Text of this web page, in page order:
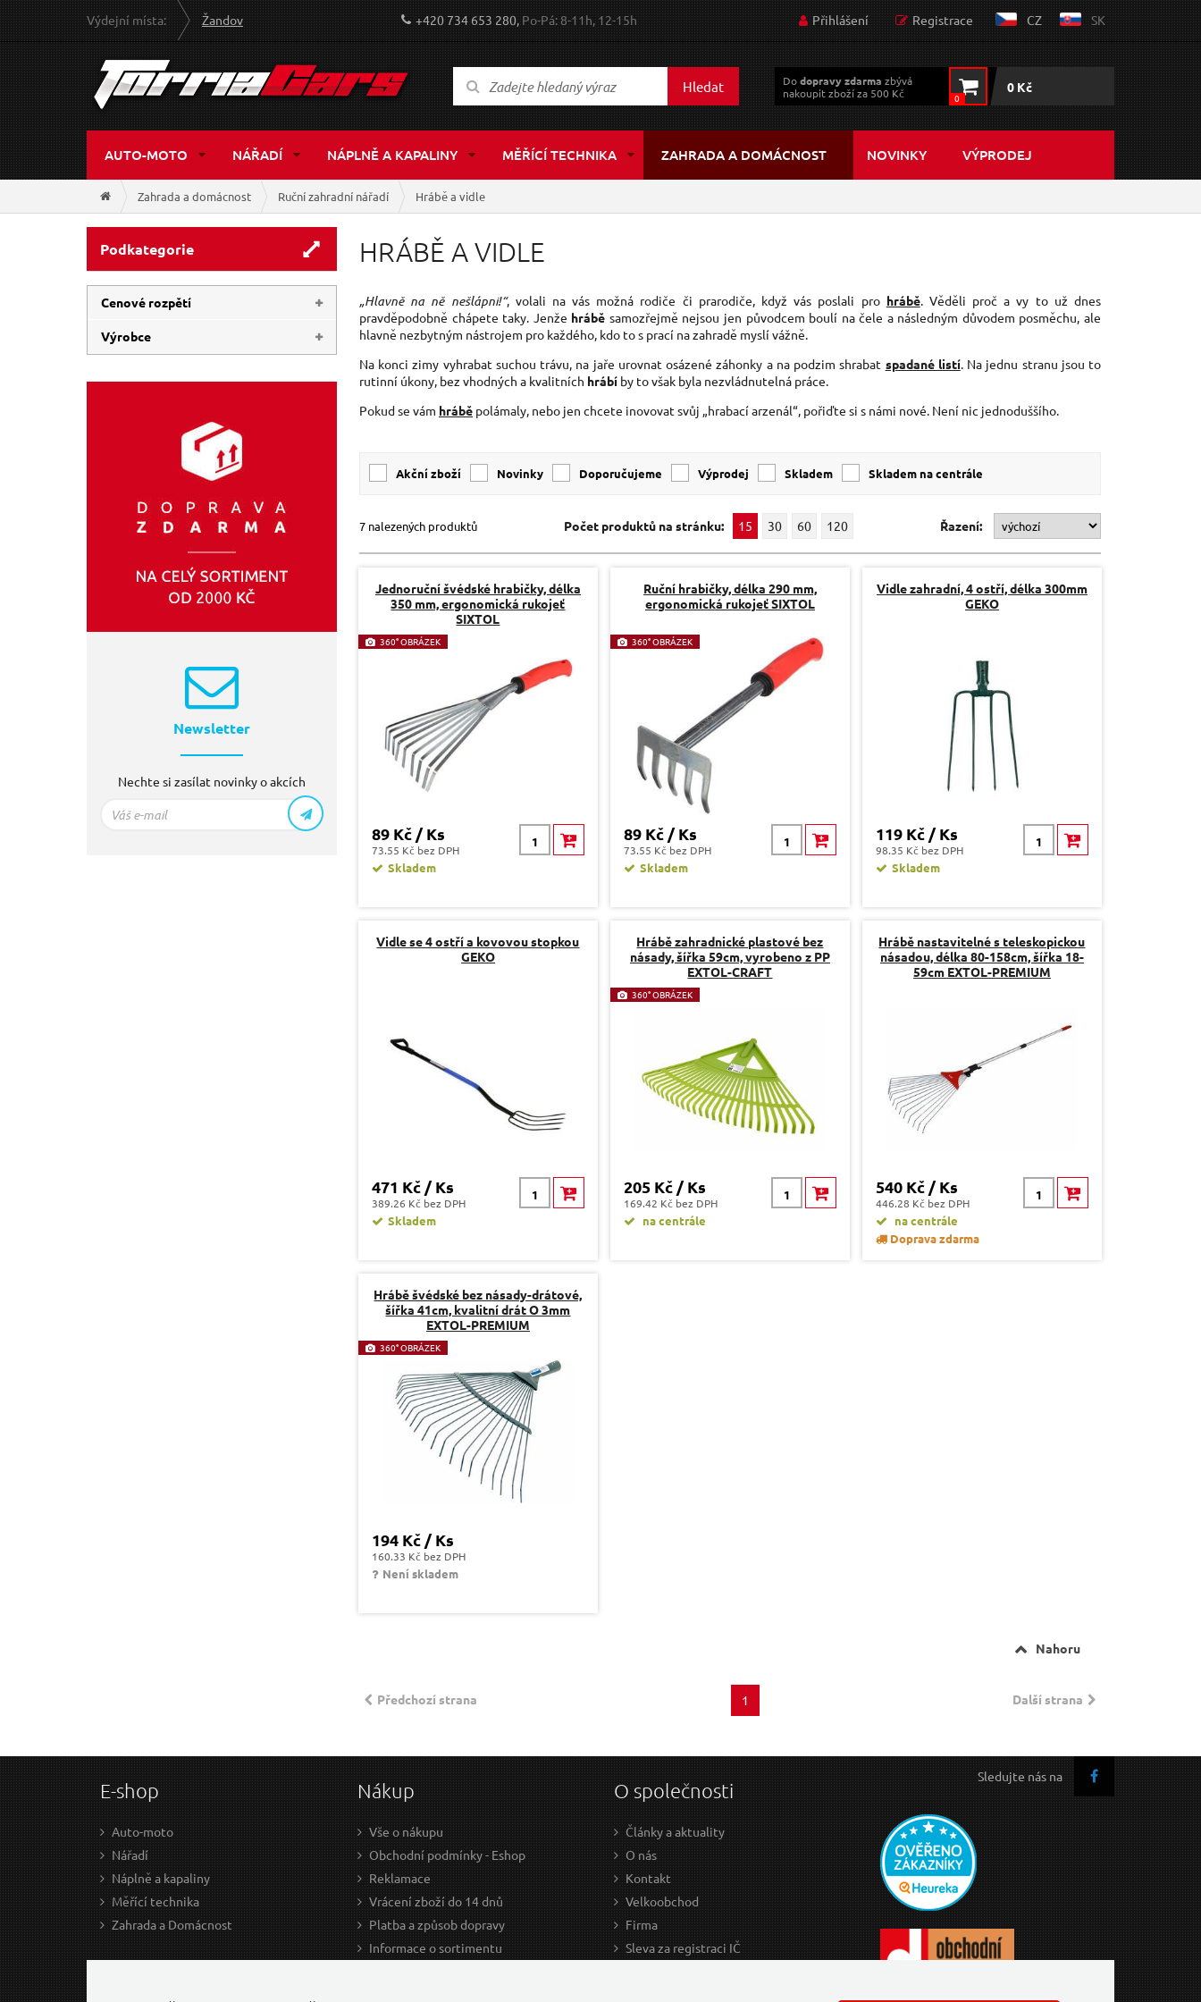
Výdejní místa: Žandov +420 734 653 280,Po-Pá: 8-11h, 12-15h Přihlášení Registrace CZ SK
Hledat Dodopravy zdarma zbývá
nakoupit zboží za 500 Kč
0
0 Kč
AUTO-MOTO NÁŘADÍ NÁPLNĚ A KAPALINY MĚŘÍCÍ TECHNIKA ZAHRADA A DOMÁCNOST NOVINKY VÝPRODEJ
Zahrada a domácnost Ruční zahradní nářadí Hrábě a vidle
Podkategorie
Cenové rozpětí
89 Kč 540 Kč
Výrobce
EXTOL-CRAFT(1)
Newsletter
Nechte si zasílat novinky o akcích
HRÁBĚ A VIDLE
„Hlavně na ně nešlápni!“, volali na vás možná rodiče či prarodiče, když vás poslali pro hrábě. Věděli proč a vy to už dnes
pravděpodobně chápete taky. Jenže hrábě samozřejmě nejsou jen původcem boulí na čele a následným důvodem posměchu, ale
hlavně nezbytným nástrojem pro každého, kdo to s prací na zahradě myslí vážně.
Na konci zimy vyhrabat suchou trávu, na jaře urovnat osázené záhonky a na podzim shrabat spadané listí. Na jednu stranu jsou to
rutinní úkony, bez vhodných a kvalitních hrábí by to však byla nezvládnutelná práce.
Pokud se vám hrábě polámaly, nebo jen chcete inovovat svůj „hrabací arzenál“, pořiďte si s námi nové. Není nic jednoduššího.
Akční zboží Novinky Doporučujeme Výprodej skladem skladem na centrále
7 nalezených produktů Počet produktů na stránku: 15 30 60 120 Řazení:
Jednoruční švédské hrabičky, délka
350 mm, ergonomická rukojeť
SIXTOL
360° OBRÁZEK
89 Kč / Ks
73.55 Kč bez DPH
Skladem
Ruční hrabičky, délka 290 mm,
ergonomická rukojeť SIXTOL
360° OBRÁZEK
89 Kč / Ks
73.55 Kč bez DPH
Skladem
Vidle zahradní, 4 ostří, délka 300mm
GEKO
119 Kč / Ks
98.35 Kč bez DPH
Skladem
Vidle se 4 ostří a kovovou stopkou
GEKO
471 Kč / Ks
389.26 Kč bez DPH
Skladem
Hrábě zahradnické plastové bez
násady, šířka 59cm, vyrobeno z PP
EXTOL-CRAFT
360° OBRÁZEK
205 Kč / Ks
169.42 Kč bez DPH
na centrále
Hrábě nastavitelné s teleskopickou
násadou, délka 80-158cm, šířka 18-
59cm EXTOL-PREMIUM
540 Kč / Ks
446.28 Kč bez DPH
na centrále
Doprava zdarma
Hrábě švédské bez násady-drátové,
šířka 41cm, kvalitní drát O 3mm
EXTOL-PREMIUM
360° OBRÁZEK
194 Kč / Ks
160.33 Kč bez DPH
Není skladem
Nahoru
Předchozí strana Další strana
1
Sledujte nás na
E-shop
Auto-moto
Nářadí
Náplně a kapaliny
Měřící technika
Zahrada a Domácnost
Nákup
Vše o nákupu
Obchodní podmínky - Eshop
Reklamace
Vrácení zboží do 14 dnů
Platba a způsob dopravy
Informace o sortimentu
O společnosti
Články a aktuality
O nás
Kontakt
Velkoobchod
Firma
Sleva za registraci IČ